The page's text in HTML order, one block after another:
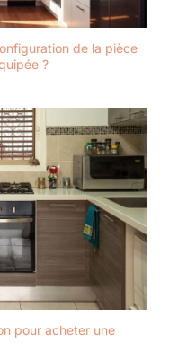
de la pièce
?
pour acheter une